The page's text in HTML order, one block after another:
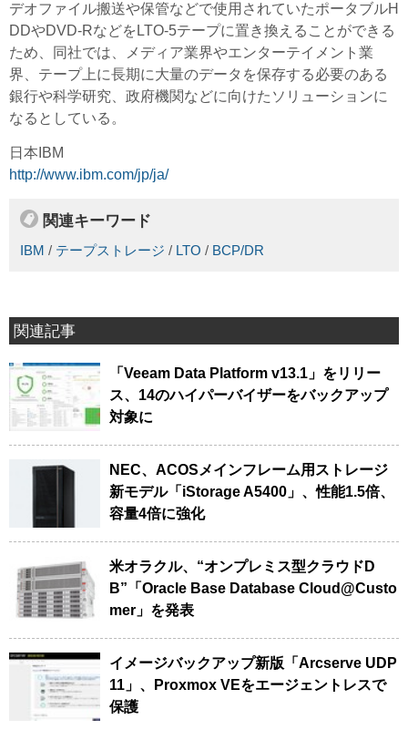
デオファイル搬送や保管などで使用されていたポータブルH
DDやDVD-RなどをLTO-5テープに置き換えることができる
ため、同社では、メディア業界やエンターテイメント業
界、テープ上に長期に大量のデータを保存する必要のある
銀行や科学研究、政府機関などに向けたソリューションに
なるとしている。
日本IBM
http://www.ibm.com/jp/ja/
関連キーワード
IBM / テープストレージ / LTO / BCP/DR
関連記事
「Veeam Data Platform v13.1」をリリー
ス、14のハイパーバイザーをバックアップ
対象に
NEC、ACOSメインフレーム用ストレージ
新モデル「iStorage A5400」、性能1.5倍、
容量4倍に強化
米オラクル、“オンプレミス型クラウドD
B”「Oracle Base Database Cloud@Custo
mer」を発表
イメージバックアップ新版「Arcserve UDP
11」、Proxmox VEをエージェントレスで
保護